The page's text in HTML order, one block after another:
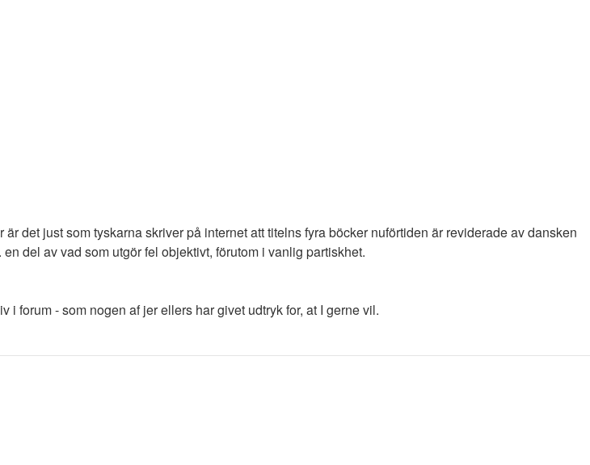
det just som tyskarna skriver på internet att titelns fyra böcker nuförtiden är reviderade av dansken
del av vad som utgör fel objektivt, förutom i vanlig partiskhet.
forum - som nogen af jer ellers har givet udtryk for, at I gerne vil.